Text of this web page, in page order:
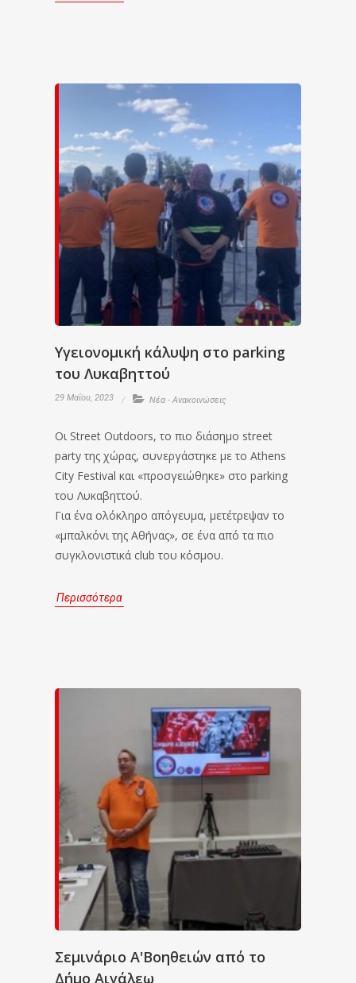
Υγειονομική κάλυψη στο parking
του Λυκαβηττού
29 Μαΐου, 2023 Νέα - Ανακοινώσεις
Οι Street Outdoors, το πιο διάσημο street
party της χώρας, συνεργάστηκε με το Athens
City Festival και «προσγειώθηκε» στο parking
του Λυκαβηττού.
Για ένα ολόκληρο απόγευμα, μετέτρεψαν το
«μπαλκόνι της Αθήνας», σε ένα από τα πιο
συγκλονιστικά club του κόσμου.
Περισσότερα
Σεμινάριο Α'Βοηθειών από το
Δήμο Αιγάλεω